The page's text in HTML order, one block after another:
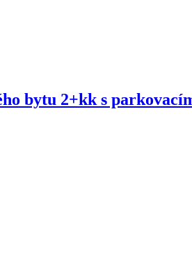
bytu 2+kk s